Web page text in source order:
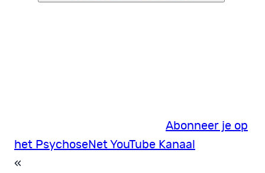
Abonneer je op
het PsychoseNet YouTube Kanaal
«